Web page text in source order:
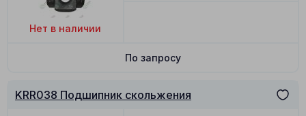
Нет в наличии
По запросу
KRR038 Подшипник скольжения